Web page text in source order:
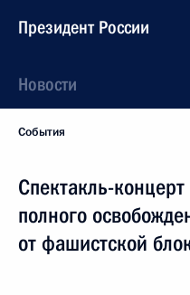
Президент России
Новости
События
Спектакль-
полного
от фашистской